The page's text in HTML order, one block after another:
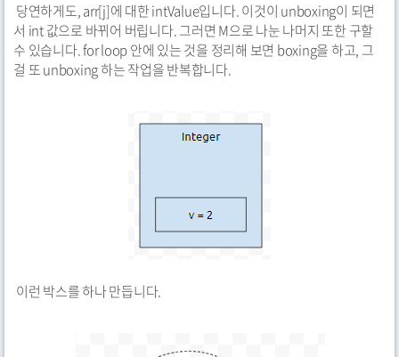
당연하게도, arr[j]에 대한 intValue입니다. 이것이 unboxing이 되면
서 int 값으로 바뀌어 버립니다. 그러면 M으로 나눈 나머지 또한 구할
수 있습니다. for loop 안에 있는 것을 정리해 보면 boxing을 하고, 그
걸 또 unboxing 하는 작업을 반복합니다.
이런 박스를 하나 만듭니다.